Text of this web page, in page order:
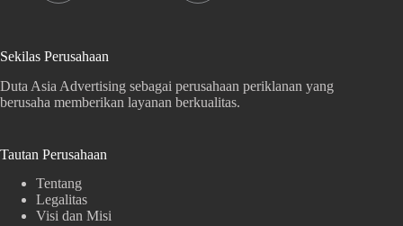
Sekilas Perusahaan
Duta Asia Advertising sebagai perusahaan periklanan yang
berusaha memberikan layanan berkualitas.
Tautan Perusahaan
Tentang
Legalitas
Visi dan Misi